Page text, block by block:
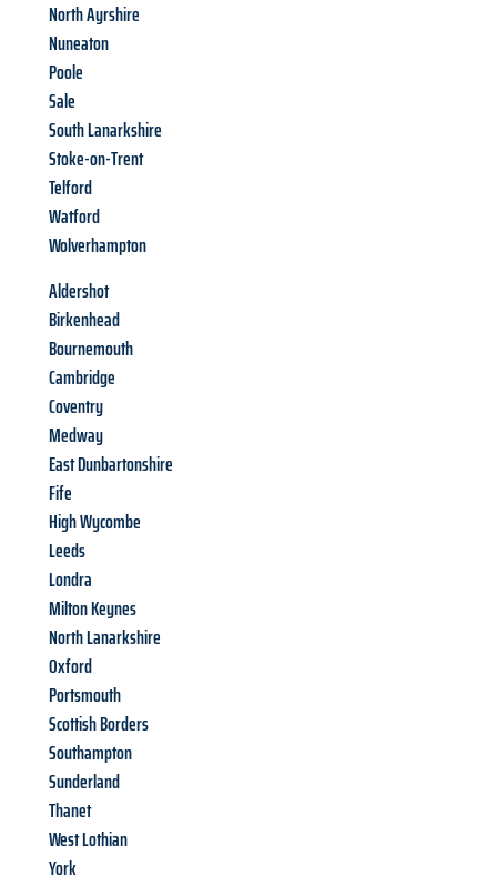
North Ayrshire
Nuneaton
Poole
Sale
South Lanarkshire
Stoke-on-Trent
Telford
Watford
Wolverhampton
Aldershot
Birkenhead
Bournemouth
Cambridge
Coventry
Medway
East Dunbartonshire
Fife
High Wycombe
Leeds
Londra
Milton Keynes
North Lanarkshire
Oxford
Portsmouth
Scottish Borders
Southampton
Sunderland
Thanet
West Lothian
York